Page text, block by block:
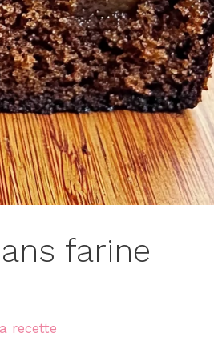
farine
recette